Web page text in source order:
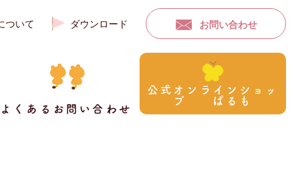
ついて ダウンロード お問い合わせ
よくあるお問い合わせ
公式オンラインショッ
プ ぱるも